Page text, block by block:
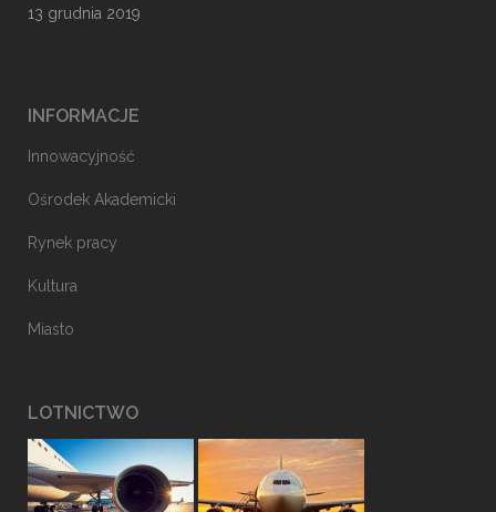
13 grudnia 2019
INFORMACJE
Innowacyjność
Ośrodek Akademicki
Rynek pracy
Kultura
Miasto
LOTNICTWO